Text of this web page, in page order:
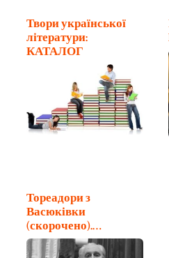
Твори української
літератури:
КАТАЛОГ
Тореадори з
Васюківки
(скорочено).
Всеволод Нестайко